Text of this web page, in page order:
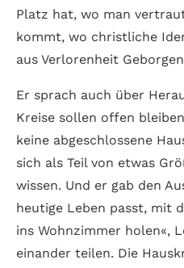
Platz hat, wo man
kommt, wo christl­iche
aus Ver­loren­heit
Er sprach auch über
Kreise sollen offen
keine ab­ge­schlosse­ne
sich als Teil von etwas
wissen. Und er gab den
heutige Leben passt, mit
ins Wohn­zimmer holen«,
ein­ander teilen. Die